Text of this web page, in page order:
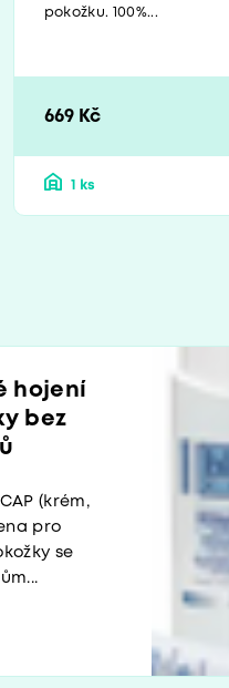
pokožku. 100%...
669 Kč
1 ks
hojení
bez
(krém,
pro
se